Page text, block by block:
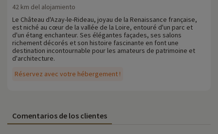
Réservez avec votre hébergement !
42 km del alojamiento
Le Château d'Azay-le-Rideau, joyau de la Renaissance française,
est niché au cœur de la vallée de la Loire, entouré d'un parc et
d'un étang enchanteur. Ses élégantes façades, ses salons
richement décorés et son histoire fascinante en font une
destination incontournable pour les amateurs de patrimoine et
d'architecture.
Comentarios de los clientes